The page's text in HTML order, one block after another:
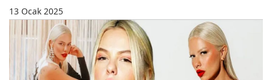
13 Ocak 2025